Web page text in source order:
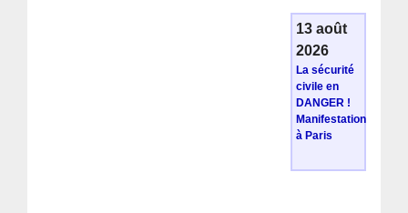
13 août
2026
La sécurité
civile en
DANGER !
Manifestation
à Paris